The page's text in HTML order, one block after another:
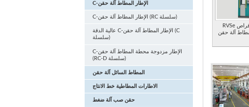
C-الإطار المطاط آلة حقن
C-الإطار المطاط آلة حقن (RC سلسلة)
عالية الدقة C-الإطار المطاط آلة حقن (C
سلسلة)
C-الإطار مزدوجة محطة المطاط آلة حقن
(RC-D سلسلة)
المطاط السائل آلة حقن
الاطارات المطاطية خط الانتاج
حقن صب آلة ضغط
RVSe مشغل أقراص
آلة حقن